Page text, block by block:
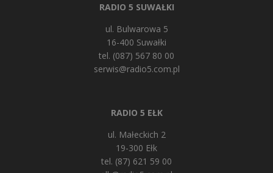
RADIO 5 SUWAŁKI
ul. Bulwarowa 5
16-400 Suwałki
tel. (087) 567 80 00
serwis@radio5.com.pl
RADIO 5 EŁK
ul. Małeckich 2
19-300 Ełk
tel. (87) 621 59 00